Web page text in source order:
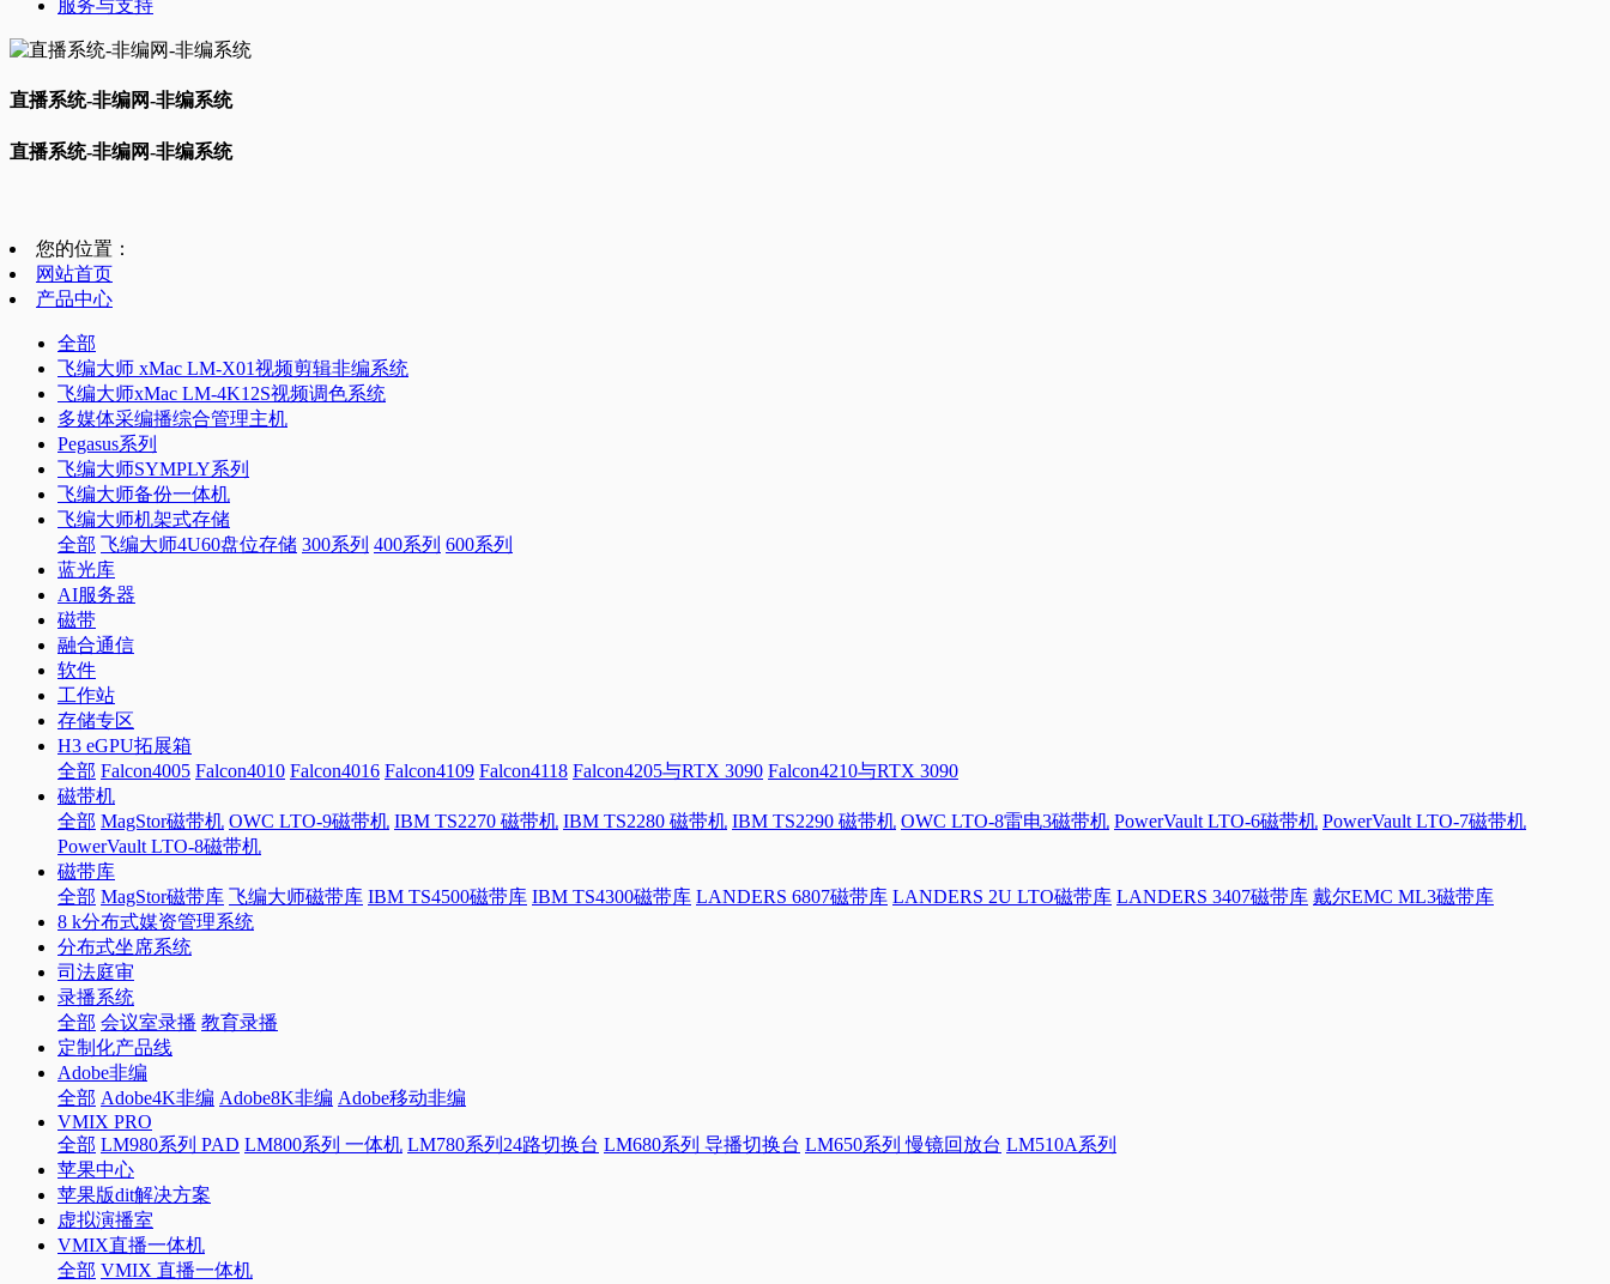
服务与支持
直播系统-非编网-非编系统
直播系统-非编网-非编系统
您的位置：
网站首页
产品中心
全部
飞编大师 xMac LM-X01视频剪辑非编系统
飞编大师xMac LM-4K12S视频调色系统
多媒体采编播综合管理主机
Pegasus系列
飞编大师SYMPLY系列
飞编大师备份一体机
飞编大师机架式存储
全部 飞编大师4U60盘位存储 300系列 400系列 600系列
蓝光库
AI服务器
磁带
融合通信
软件
工作站
存储专区
H3 eGPU拓展箱
全部 Falcon4005 Falcon4010 Falcon4016 Falcon4109 Falcon4118 Falcon4205与RTX 3090 Falcon4210与RTX 3090
磁带机
全部 MagStor磁带机 OWC LTO-9磁带机 IBM TS2270 磁带机 IBM TS2280 磁带机 IBM TS2290 磁带机 OWC LTO-8雷电3磁带机 PowerVault LTO-6磁带机 PowerVault LTO-7磁带机
PowerVault LTO-8磁带机
磁带库
全部 MagStor磁带库 飞编大师磁带库 IBM TS4500磁带库 IBM TS4300磁带库 LANDERS 6807磁带库 LANDERS 2U LTO磁带库 LANDERS 3407磁带库 戴尔EMC ML3磁带库
8 k分布式媒资管理系统
分布式坐席系统
司法庭审
录播系统
全部 会议室录播 教育录播
定制化产品线
Adobe非编
全部 Adobe4K非编 Adobe8K非编 Adobe移动非编
VMIX PRO
全部 LM980系列 PAD LM800系列 一体机 LM780系列24路切换台 LM680系列 导播切换台 LM650系列 慢镜回放台 LM510A系列
苹果中心
苹果版dit解决方案
虚拟演播室
VMIX直播一体机
全部 VMIX 直播一体机